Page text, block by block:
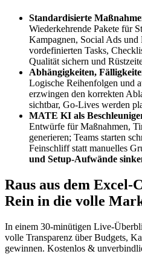
Standardisierte
Wiederkehrende Pakete für
Kampagnen, Social Ads und
vordefinierten Tasks,
Qualität sichern und
Abhängigkeiten,
Logische Reihenfolgen und
erzwingen den korrekten
sichtbar, Go‑Lives werden
MATE KI als
Entwürfe für Maßnahmen,
generieren; Teams starten
Feinschliff statt manuelles
und Setup‑Aufwände
Raus aus dem Excel-
Rein in die volle
In einem 30‑minütigen
volle Transparenz über Budgets,
gewinnen. Kostenlos &